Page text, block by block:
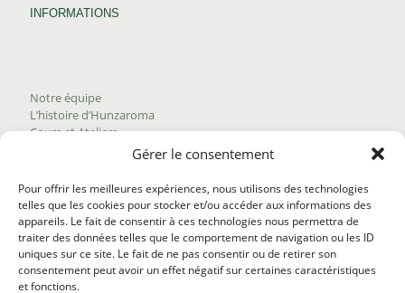
Gérer le consentement
Pour offrir les meilleures expériences, nous utilisons des technologies
telles que les cookies pour stocker et/ou accéder aux informations des
appareils. Le fait de consentir à ces technologies nous permettra de
traiter des données telles que le comportement de navigation ou les ID
uniques sur ce site. Le fait de ne pas consentir ou de retirer son
consentement peut avoir un effet négatif sur certaines caractéristiques
et fonctions.
INFORMATIONS
Notre équipe
L’histoire d’Hunzaroma
Cours et Ateliers
Trouver nos produits
Politique de frais d'envoi
Termes et conditions
Politique de remboursement